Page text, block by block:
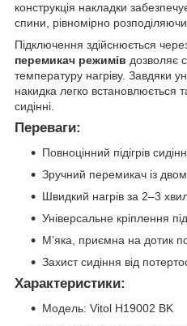
конструкція накладки
спини, рівномірно
Підключення здійснюється
перемикач режимів дозволяє
температуру нагріву. Завдяки
накидка легко встановлюється
сидінні.
Переваги:
Повноцінний підігрів
Зручний перемикач із
Швидкий нагрів за 2–3
Універсальне кріплення
М’яка, приємна на дотик
Захист сидіння від
Характеристики:
Модель: Vitol H19002 BK